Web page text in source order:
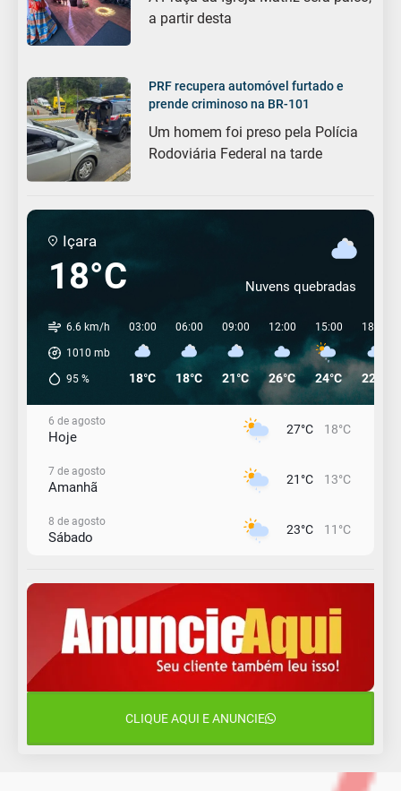
a partir desta
PRF recupera automóvel furtado e
prende criminoso na BR-101
Um homem foi preso pela Polícia
Rodoviária Federal na tarde
Içara
18°C Nuvens quebradas
6.6 km/h
1010 mb
95 %
03:00
18°C
06:00
18°C
09:00
21°C
12:00
26°C
15:00
24°C
18:00
22°C
6 de agosto
Hoje 27°C 18°C
7 de agosto
Amanhã 21°C 13°C
8 de agosto
Sábado 23°C 11°C
Domingo
10 de agosto
Segunda-Feira
CLIQUE AQUI E ANUNCIE